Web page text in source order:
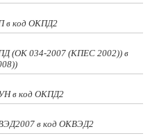
в код ОКПД2
(ОК 034-2007 (КПЕС 2002)) в
в код ОКПД2
в код ОКВЭД2